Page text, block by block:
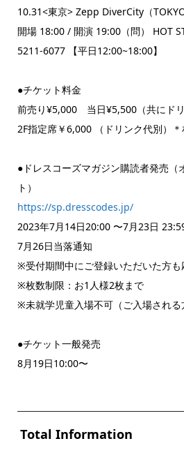
10.31<東京> Zepp DiverCity（TOKYO
開場 18:00 / 開演 19:00（問） HOT
5211-6077 【平日12:00~18:00】
●チケット料金
前売り¥5,000 当日¥5,500（共にドリ
2F指定席￥6,000 （ドリンク代別）
●ドレスコーズマガジン購読者発売（
ト）
https://sp.dresscodes.jp/
2023年7月14日20:00 〜7月23日
7月26日当落通知
※受付期間中にご登録いただいた方も
※枚数制限：お1人様2枚まで
※未就学児童入場不可（ご入場される
●チケット一般発売
8月19日10:00〜
Total Information